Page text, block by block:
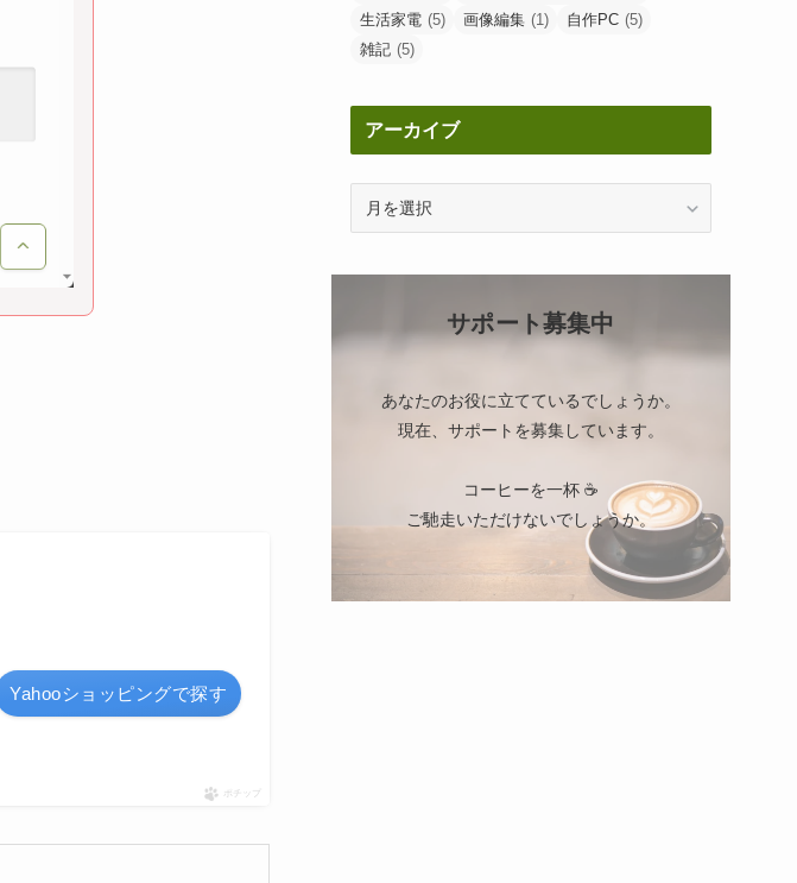
Yahooショッピングで探す
ポチップ
生活家電 (5) 画像編集 (1) 自作PC (5)
雑記 (5)
アーカイブ
イ
サポート募集中
あなたのお役に立てているでしょうか。
現在、サポートを募集しています。
コーヒーを一杯 ☕
ご馳走いただけないでしょうか。